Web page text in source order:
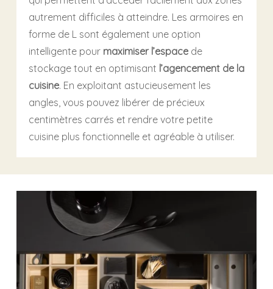
autrement difficiles à atteindre. Les armoires en
forme de L sont également une option
intelligente pour maximiser l’espacede
stockage tout en optimisant l’agencement de la
cuisine. En exploitant astucieusement les
angles, vous pouvez libérer de précieux
centimètres carrés et rendre votre petite
cuisine plus fonctionnelle et agréable à utiliser.